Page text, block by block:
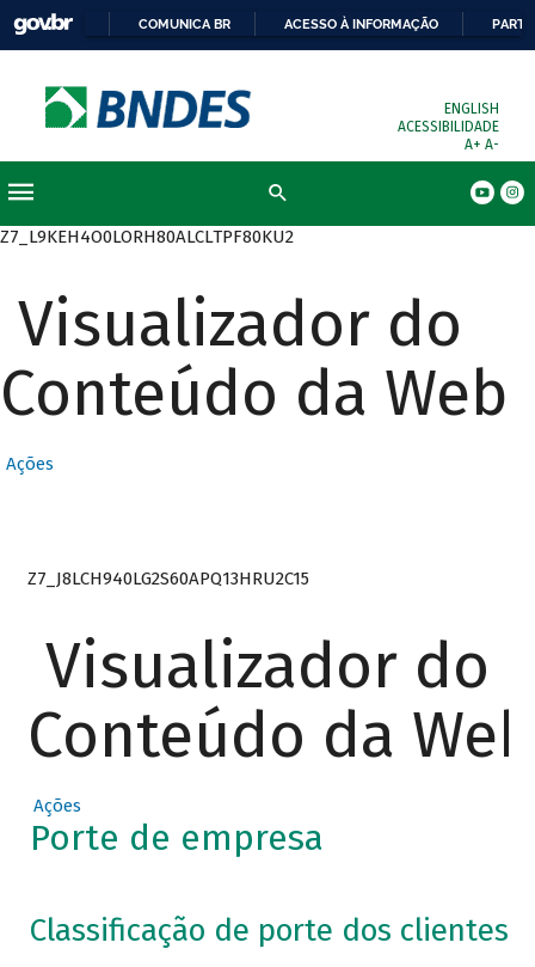
COMUNICA BR ACESSO À INFORMAÇÃO
ENGLISH
ACESSIBILIDADE
A+ A-
Z7_L9KEH4O0LORH80ALCLTPF80KU2
Visualizador do
Conteúdo da Web
Ações
Z7_J8LCH940LG2S60APQ13HRU2C15
Visualizador do
Conteúdo da Web
Ações
Porte de empresa
Veja a classificação a seguir
Classificação de porte dos clientes